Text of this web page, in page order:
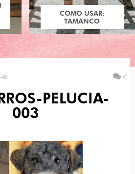
COMO USAR:
TAMANCO
0
PELUCIA-
003